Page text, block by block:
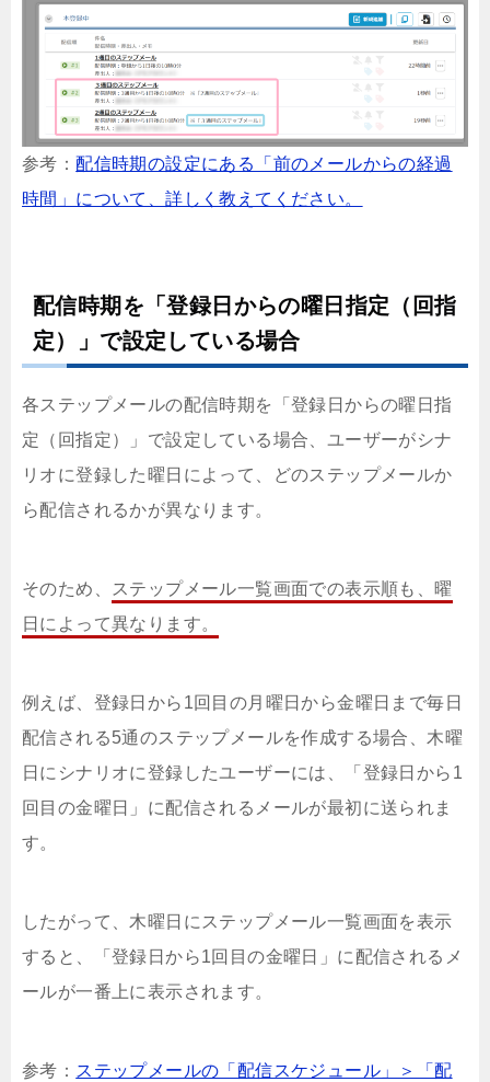
参考：配信時期の設定にある「前のメールからの経過
時間」について、詳しく教えてください。
配信時期を「登録日からの曜日指定（回指
定）」で設定している場合
各ステップメールの配信時期を「登録日からの曜日指
定（回指定）」で設定している場合、ユーザーがシナ
リオに登録した曜日によって、どのステップメールか
ら配信されるかが異なります。
そのため、
ステップメール一覧画面での表示順も、曜
日によって異なります。
例えば、登録日から1回目の月曜日から金曜日まで毎日
配信される5通のステップメールを作成する場合、木曜
日にシナリオに登録したユーザーには、「登録日から1
回目の金曜日」に配信されるメールが最初に送られま
す。
したがって、木曜日にステップメール一覧画面を表示
すると、「登録日から1回目の金曜日」に配信されるメ
ールが一番上に表示されます。
参考： ステップメールの「配信スケジュール」＞「配